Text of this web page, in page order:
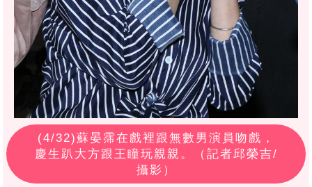
(4/32)蘇晏霈在戲裡跟無數男演員吻戲，
慶生趴大方跟王瞳玩親親。（記者邱榮吉/
攝影）